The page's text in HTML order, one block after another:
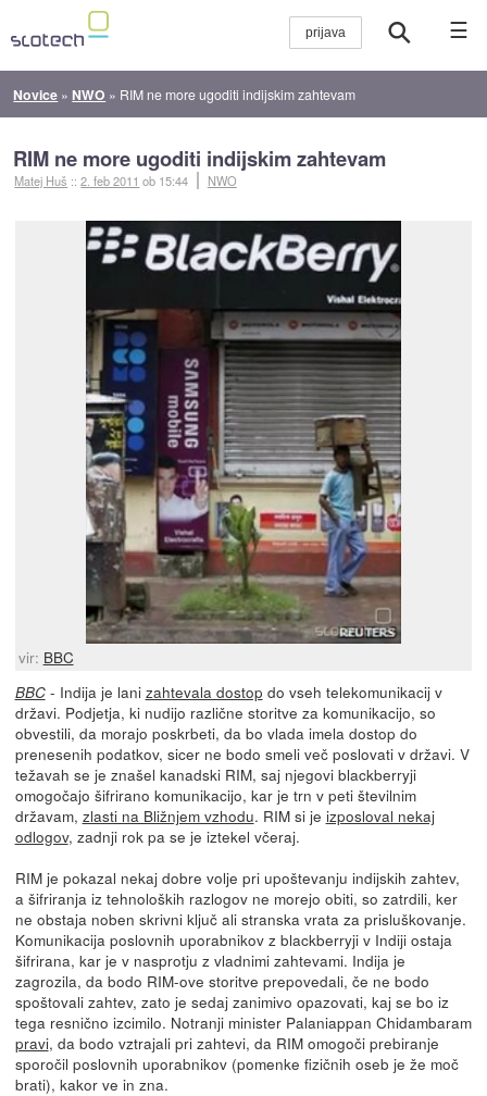
☰
Novice » NWO » RIM ne more ugoditi indijskim zahtevam
RIM ne more ugoditi indijskim zahtevam
Matej Huš ::2. feb 2011 ob 15:44 NWO
vir: BBC
BBC- Indija je lani zahtevala dostop do vseh telekomunikacij v
državi. Podjetja, ki nudijo različne storitve za komunikacijo, so
obvestili, da morajo poskrbeti, da bo vlada imela dostop do
prenesenih podatkov, sicer ne bodo smeli več poslovati v državi. V
težavah se je znašel kanadski RIM, saj njegovi blackberryji
omogočajo šifrirano komunikacijo, kar je trn v peti številnim
državam, zlasti na Bližnjem vzhodu. RIM si je izposloval nekaj
odlogov, zadnji rok pa se je iztekel včeraj.
RIM je pokazal nekaj dobre volje pri upoštevanju indijskih zahtev,
a šifriranja iz tehnoloških razlogov ne morejo obiti, so zatrdili, ker
ne obstaja noben skrivni ključ ali stranska vrata za prisluškovanje.
Komunikacija poslovnih uporabnikov z blackberryji v Indiji ostaja
šifrirana, kar je v nasprotju z vladnimi zahtevami. Indija je
zagrozila, da bodo RIM-ove storitve prepovedali, če ne bodo
spoštovali zahtev, zato je sedaj zanimivo opazovati, kaj se bo iz
tega resnično izcimilo. Notranji minister Palaniappan Chidambaram
pravi, da bodo vztrajali pri zahtevi, da RIM omogoči prebiranje
sporočil poslovnih uporabnikov (pomenke fizičnih oseb je že moč
brati), kakor ve in zna.